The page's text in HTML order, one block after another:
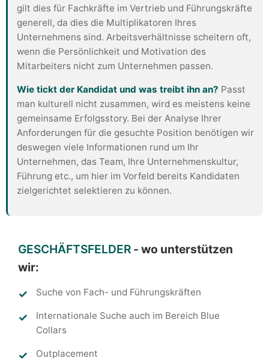
gilt dies für Fachkräfte im Vertrieb und Führungskräfte
generell, da dies die Multiplikatoren Ihres
Unternehmens sind. Arbeitsverhältnisse scheitern oft,
wenn die Persönlichkeit und Motivation des
Mitarbeiters nicht zum Unternehmen passen.
Wie tickt der Kandidat und was treibt ihn an? Passt
man kulturell nicht zusammen, wird es meistens keine
gemeinsame Erfolgsstory. Bei der Analyse Ihrer
Anforderungen für die gesuchte Position benötigen wir
deswegen viele Informationen rund um Ihr
Unternehmen, das Team, Ihre Unternehmenskultur,
Führung etc., um hier im Vorfeld bereits Kandidaten
zielgerichtet selektieren zu können.
GESCHÄFTSFELDER - wo unterstützen
wir:
Suche von Fach- und Führungskräften
Internationale Suche auch im Bereich Blue
Collars
Outplacement